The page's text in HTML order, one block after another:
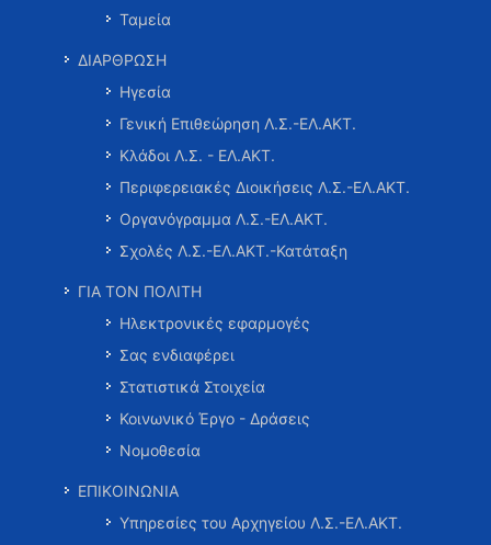
Ταμεία
ΔΙΑΡΘΡΩΣΗ
Ηγεσία
Γενική Επιθεώρηση Λ.Σ.-ΕΛ.ΑΚΤ.
Κλάδοι Λ.Σ. - ΕΛ.ΑΚΤ.
Περιφερειακές Διοικήσεις Λ.Σ.-ΕΛ.ΑΚΤ.
Οργανόγραμμα Λ.Σ.-ΕΛ.ΑΚΤ.
Σχολές Λ.Σ.-ΕΛ.ΑΚΤ.-Κατάταξη
ΓΙΑ ΤΟΝ ΠΟΛΙΤΗ
Ηλεκτρονικές εφαρμογές
Σας ενδιαφέρει
Στατιστικά Στοιχεία
Κοινωνικό Έργο - Δράσεις
Νομοθεσία
ΕΠΙΚΟΙΝΩΝΙΑ
Υπηρεσίες του Αρχηγείου Λ.Σ.-ΕΛ.ΑΚΤ.